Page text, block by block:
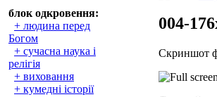
блок одкровення:
+ людина перед
Богом
+ сучасна наука і
релігія
+ виховання
+ кумедні історії
004-
Скриншот